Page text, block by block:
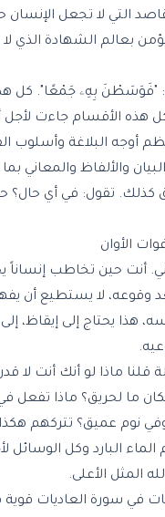
التي لا تجعل
بعالم الشهادة الذي
"فَوَسَطْنَ بِهِۦ جَمْعًا". كل
هذه الأقسام جاءت لأجل
أوجه البلاغة وأسلوب
والألفاظ والمعاني
كذلك. تقول: في أي حال؟
الأوان
أنت حين تخاطب إنساناً
وقوعه، لا يستطيع أن
هذا يحتاج إلى إيقاظ،
قلنا ماذا لو أنك أنت لا
ما لحريق؟ ماذا تفعل
نوم عميق؟ تتركهم
البارد وكل الوسائل
المثل الأعلى.
في سورة العاديات